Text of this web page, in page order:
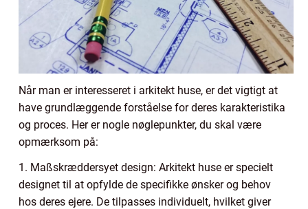
Når man er interesseret i arkitekt huse, er det vigtigt at
have grundlæggende forståelse for deres karakteristika
og proces. Her er nogle nøglepunkter, du skal være
opmærksom på:
1. Maßskræddersyet design: Arkitekt huse er specielt
designet til at opfylde de specifikke ønsker og behov
hos deres ejere. De tilpasses individuelt, hvilket giver